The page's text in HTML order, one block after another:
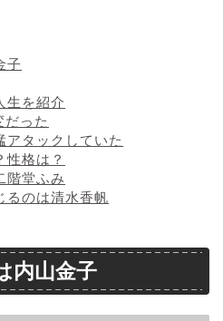
子
生を紹介
だった
アタックしていた
性格は？
階堂ふみ
るのは清水香帆
内山金子